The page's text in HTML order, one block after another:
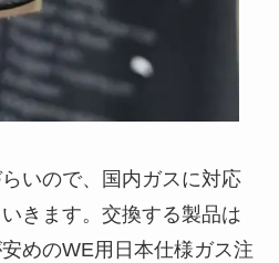
いので、国内ガスに対応
きます。交換する製品は
めのWE用日本仕様ガス注